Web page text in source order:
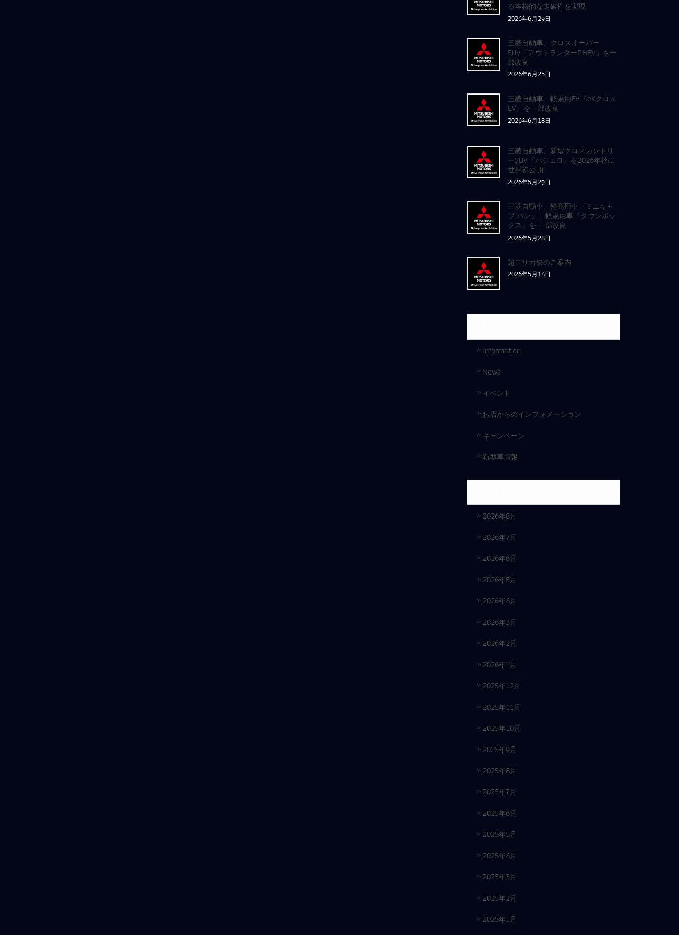
る本格的な走破性を実現
2026年6月29日
三菱自動車、クロスオーバー
SUV『アウトランダーPHEV』を一
部改良
2026年6月25日
三菱自動車、軽乗用EV『eKクロス
EV』を一部改良
2026年6月18日
三菱自動車、新型クロスカントリ
ーSUV『パジェロ』を2026年秋に
世界初公開
2026年5月29日
三菱自動車、軽商用車『ミニキャ
ブ バン』、軽乗用車『タウンボッ
クス』を 一部改良
2026年5月28日
超デリカ祭のご案内
2026年5月14日
Information
News
イベント
お店からのインフォメーション
キャンペーン
新型車情報
2026年8月
2026年7月
2026年6月
2026年5月
2026年4月
2026年3月
2026年2月
2026年1月
2025年12月
2025年11月
2025年10月
2025年9月
2025年8月
2025年7月
2025年6月
2025年5月
2025年4月
2025年3月
2025年2月
2025年1月